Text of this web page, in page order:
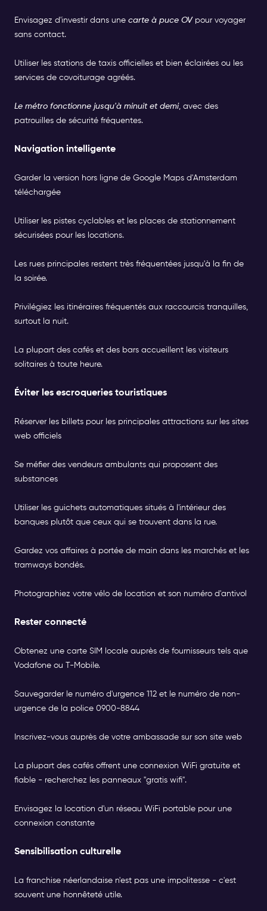
Envisagez d'investir dans une carte à puce OV pour voyager
sans contact.
Utiliser les stations de taxis officielles et bien éclairées ou les
services de covoiturage agréés.
Le métro fonctionne jusqu'à minuit et demi, avec des
patrouilles de sécurité fréquentes.
Navigation intelligente
Garder la version hors ligne de Google Maps d'Amsterdam
téléchargée
Utiliser les pistes cyclables et les places de stationnement
sécurisées pour les locations.
Les rues principales restent très fréquentées jusqu'à la fin de
la soirée.
Privilégiez les itinéraires fréquentés aux raccourcis tranquilles,
surtout la nuit.
La plupart des cafés et des bars accueillent les visiteurs
solitaires à toute heure.
Éviter les escroqueries touristiques
Réserver les billets pour les principales attractions sur les sites
web officiels
Se méfier des vendeurs ambulants qui proposent des
substances
Utiliser les guichets automatiques situés à l'intérieur des
banques plutôt que ceux qui se trouvent dans la rue.
Gardez vos affaires à portée de main dans les marchés et les
tramways bondés.
Photographiez votre vélo de location et son numéro d'antivol
Rester connecté
Obtenez une carte SIM locale auprès de fournisseurs tels que
Vodafone ou T-Mobile.
Sauvegarder le numéro d'urgence 112 et le numéro de non-
urgence de la police 0900-8844
Inscrivez-vous auprès de votre ambassade sur son site web
La plupart des cafés offrent une connexion WiFi gratuite et
fiable - recherchez les panneaux "gratis wifi".
Envisagez la location d'un réseau WiFi portable pour une
connexion constante
Sensibilisation culturelle
La franchise néerlandaise n'est pas une impolitesse - c'est
souvent une honnêteté utile.